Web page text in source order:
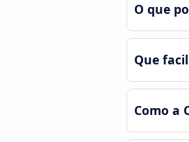
O que
Que
Como a